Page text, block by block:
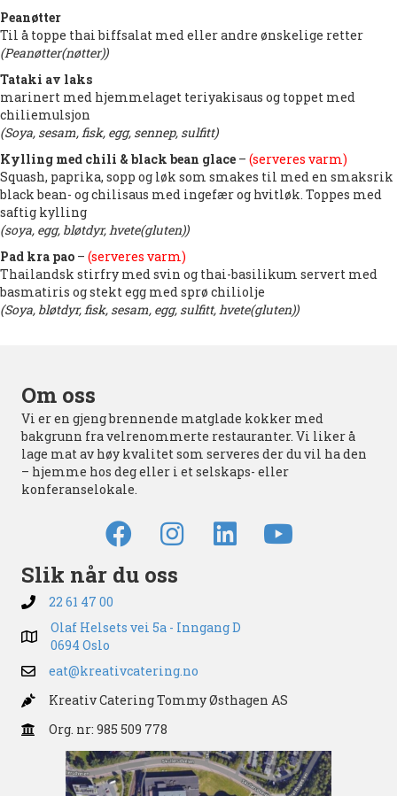
Peanøtter
Til å toppe thai biffsalat med eller andre ønskelige retter
(Peanøtter(nøtter))
Tataki av laks
marinert med hjemmelaget teriyakisaus og toppet med
chiliemulsjon
(Soya, sesam, fisk, egg, sennep, sulfitt)
Kylling med chili & black bean glace – (serveres varm)
Squash, paprika, sopp og løk som smakes til med en smaksrik
black bean- og chilisaus med ingefær og hvitløk. Toppes med
saftig kylling
(soya, egg, bløtdyr, hvete(gluten))
Pad kra pao – (serveres varm)
Thailandsk stirfry med svin og thai-basilikum servert med
basmatiris og stekt egg med sprø chiliolje
(Soya, bløtdyr, fisk, sesam, egg, sulfitt, hvete(gluten))
Om oss
Vi er en gjeng brennende matglade kokker med
bakgrunn fra velrenommerte restauranter. Vi liker å
lage mat av høy kvalitet som serveres der du vil ha den
– hjemme hos deg eller i et selskaps- eller
konferanselokale.
Slik når du oss
22 61 47 00
Olaf Helsets vei 5a - Inngang D
0694 Oslo
eat@kreativcatering.no
Kreativ Catering Tommy Østhagen AS
Org. nr: 985 509 778